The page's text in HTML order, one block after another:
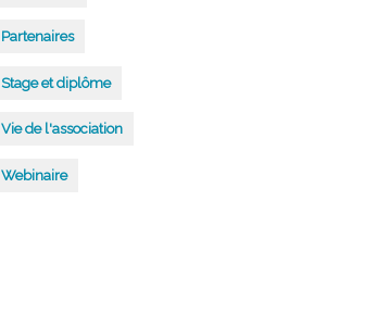
Partenaires
Stage et diplôme
Vie de l'association
Webinaire